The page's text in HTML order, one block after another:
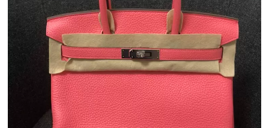
宅配買取を申し込む
無料の宅配キットをお届けします